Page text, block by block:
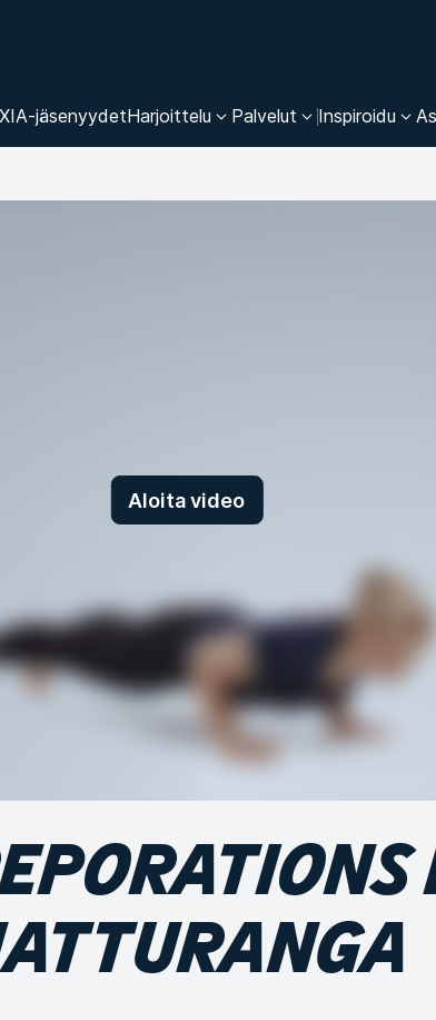
jäsenyydetHarjoittelu Palvelut Inspiroidu
Aloita video